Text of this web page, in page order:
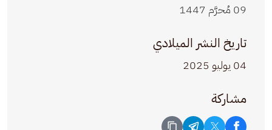
09 مُحرَّم 1447
تاريخ النشر الميلادي
04 يوليو 2025
مشاركة